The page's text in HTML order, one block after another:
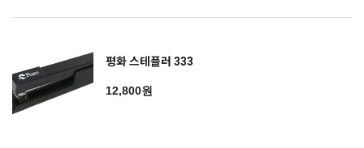
평화 스테플러 333
12,800원